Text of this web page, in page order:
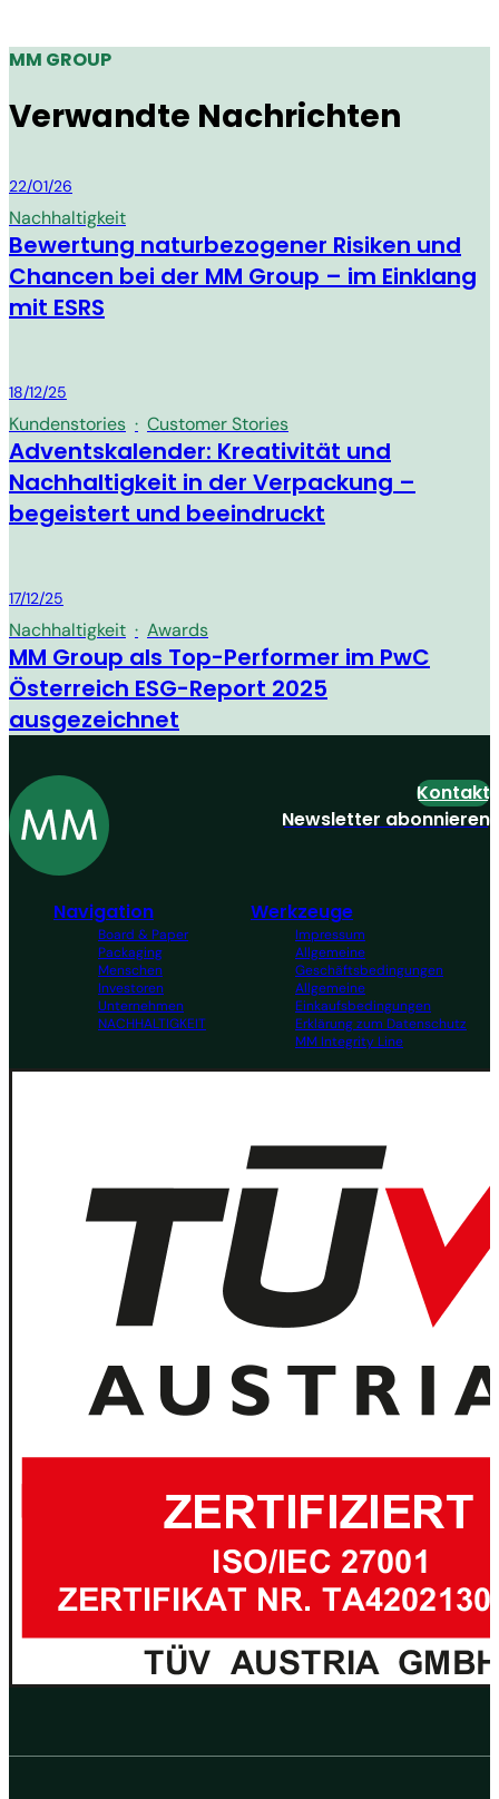
MM GROUP
Verwandte Nachrichten
MM Group
22/01/26
Nachhaltigkeit
Bewertung naturbezogener Risiken und
Chancen bei der MM Group – im Einklang
mit ESRS
MM Group
18/12/25
Kundenstories · Customer Stories
Adventskalender: Kreativität und
Nachhaltigkeit in der Verpackung –
begeistert und beeindruckt
MM Group
17/12/25
Nachhaltigkeit · Awards
MM Group als Top-Performer im PwC
Österreich ESG-Report 2025
ausgezeichnet
Navigation
Board & Paper
Packaging
Menschen
Investoren
Unternehmen
NACHHALTIGKEIT
Werkzeuge
Impressum
Allgemeine
Geschäftsbedingungen
Allgemeine
Einkaufsbedingungen
Erklärung zum Datenschutz
MM Integrity Line
Kontakt
Newsletter abonnieren